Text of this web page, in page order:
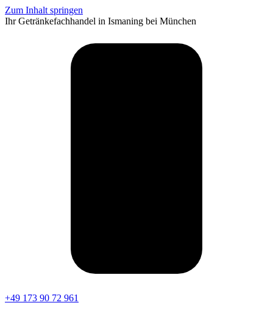
Zum Inhalt springen
Ihr Getränkefachhandel in Ismaning bei München
+49 173 90 72 961